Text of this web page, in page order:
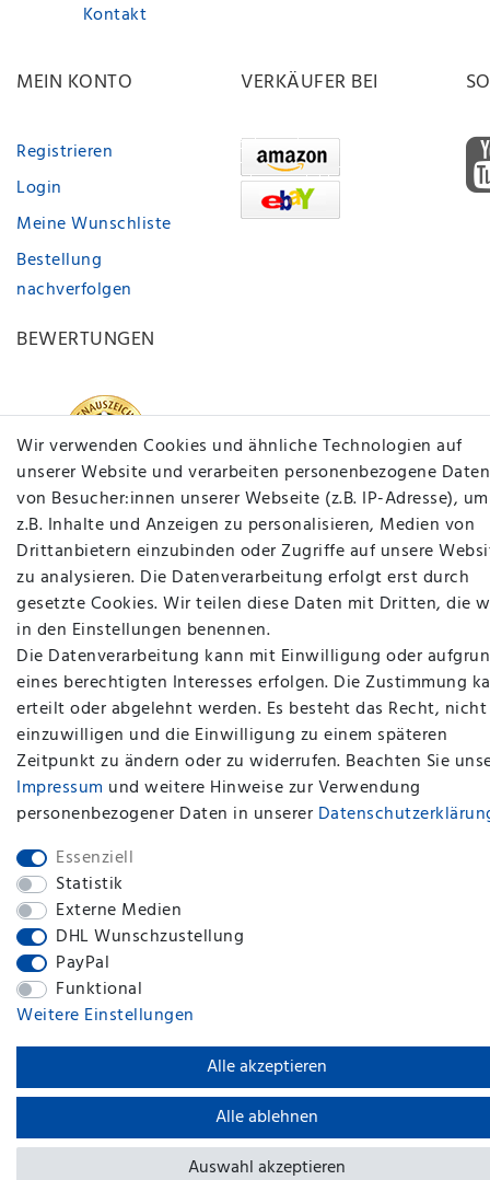
Kontakt
MEIN KONTO
Registrieren
Login
Meine Wunschliste
Bestellung
nachverfolgen
VERKÄUFER BEI
BEWERTUNGEN
Wir verwenden Cookies und ähnliche Technologien auf
unserer Website und verarbeiten personenbezogene Daten
von Besucher:innen unserer Webseite (z.B. IP-Adresse), um
z.B. Inhalte und Anzeigen zu personalisieren, Medien von
Drittanbietern einzubinden oder Zugriffe auf unsere
zu analysieren. Die Datenverarbeitung erfolgt erst durch
gesetzte Cookies. Wir teilen diese Daten mit Dritten, die
in den Einstellungen benennen.
Die Datenverarbeitung kann mit Einwilligung oder
eines berechtigten Interesses erfolgen. Die Zustimmung
erteilt oder abgelehnt werden. Es besteht das Recht, nicht
einzuwilligen und die Einwilligung zu einem späteren
Zeitpunkt zu ändern oder zu widerrufen. Beachten Sie
Impressum und weitere Hinweise zur Verwendung
personenbezogener Daten in unserer
Essenziell
Statistik
Externe Medien
DHL Wunschzustellung
PayPal
Funktional
Weitere Einstellungen
Alle akzeptieren
Alle ablehnen
Auswahl akzeptieren
plentymarkets Template von Plenty Lions